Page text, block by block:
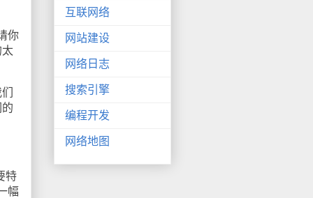
你
特
幅
互联网络
网站建设
网络日志
搜索引擎
编程开发
网络地图